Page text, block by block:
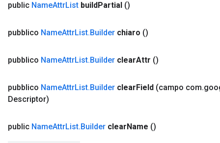
public NameAttrList buildPartial ()
pubblico NameAttrList.Builder chiaro ()
pubblico NameAttrList.Builder clearAttr ()
pubblico NameAttrList.Builder clearField (campo com.
Descriptor)
public NameAttrList.Builder clearName ()